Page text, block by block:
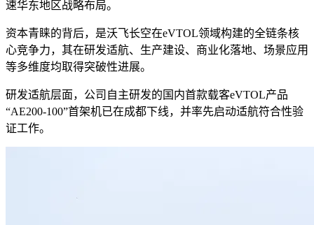
速华东地区战略布局。
资本青睐的背后，是沃飞长空在eVTOL领域构建的全链条核
心竞争力，其在研发适航、生产建设、商业化落地、场景应用
等多维度均取得突破性进展。
研发适航层面，公司自主研发的国内首款载客eVTOL产品
“AE200-100”首架机已在成都下线，并率先启动适航符合性验
证工作。